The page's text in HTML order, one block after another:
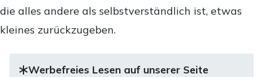
die alles andere als selbstverständlich ist, etwas
kleines zurückzugeben.
Werbefreies Lesen auf unserer Seite